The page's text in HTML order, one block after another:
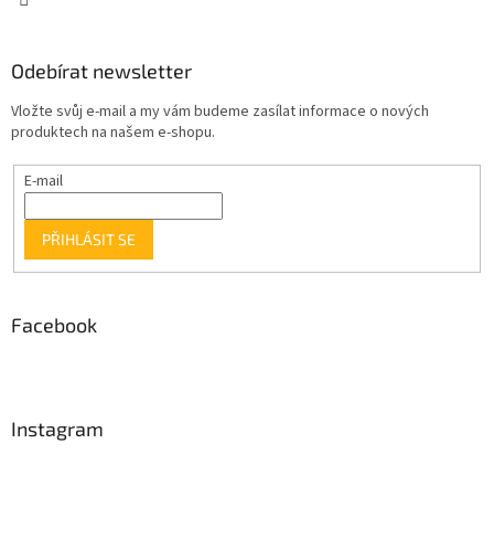
Odebírat newsletter
Vložte svůj e-mail a my vám budeme zasílat informace o nových
produktech na našem e-shopu.
E-mail
PŘIHLÁSIT SE
Facebook
Instagram